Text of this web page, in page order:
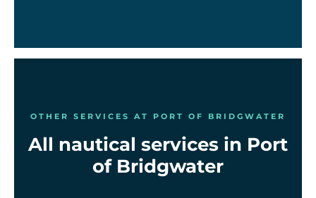
OTHER SERVICES AT PORT OF BRIDGWATER
All nautical services in Port
of Bridgwater